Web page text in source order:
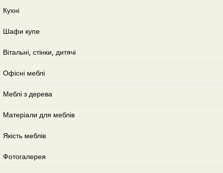
Кухні
Шафи купе
Вітальні, стінки, дитячі
Офісні меблі
Меблі з дерева
Матеріали для меблів
Якість меблів
Фотогалерея